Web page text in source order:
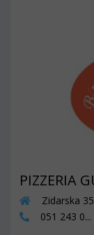
PIZZERIA
Zidarska
051 243 0...